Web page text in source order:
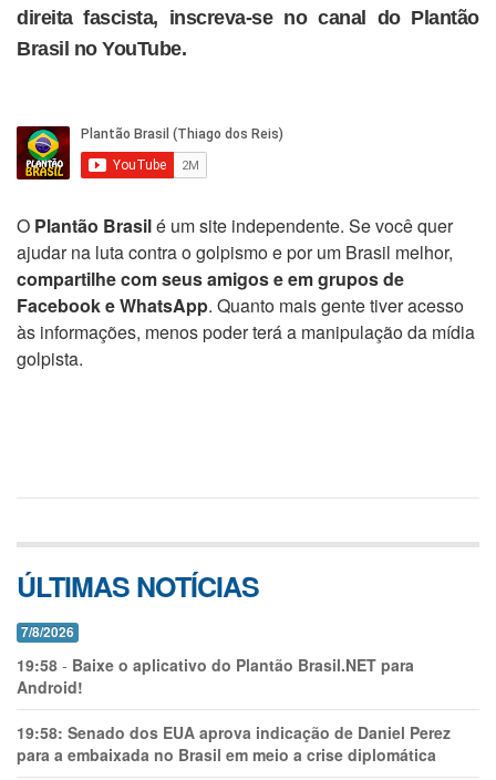
direita fascista, inscreva-se no canal do Plantão
Brasil no YouTube.
O Plantão Brasilé um site independente. Se você quer
ajudar na luta contra o golpismo e por um Brasil melhor,
compartilhe com seus amigos e em grupos de
Facebook e WhatsApp. Quanto mais gente tiver acesso
às informações, menos poder terá a manipulação da mídia
golpista.
ÚLTIMAS NOTÍCIAS
7/8/2026
19:58 - Baixe o aplicativo do Plantão Brasil.NET para
Android!
19:58: Senado dos EUA aprova indicação de Daniel Perez
para a embaixada no Brasil em meio a crise diplomática